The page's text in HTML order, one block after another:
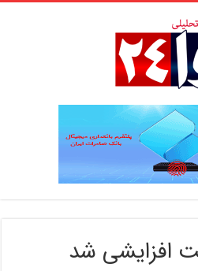
افزایشی شد